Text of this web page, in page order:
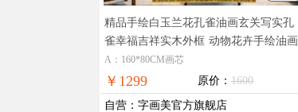
精品手绘白玉兰花孔雀油画玄关写实孔
雀幸福吉祥实木外框 动物花卉手绘油画
孔雀图
A：160*80CM画芯
￥1299 原价： 1600
自营 ： 字画美官方旗舰店